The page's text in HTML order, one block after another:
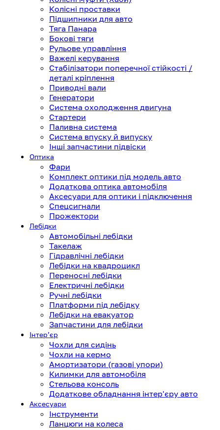
Колісні проставки
Підшипники для авто
Тяга Панара
Бокові тяги
Рульове управління
Важелі керування
Стабілізатори поперечної стійкості /
деталі кріплення
Приводні вали
Генератори
Система охолодження двигуна
Стартери
Паливна система
Система впуску й випуску
Інші запчастини підвіски
Оптика
Фари
Комплект оптики під модель авто
Додаткова оптика автомобіля
Аксесуари для оптики і підключення
Спецсигнали
Прожектори
Лебідки
Автомобільні лебідки
Такелаж
Гідравлічні лебідки
Лебідки на квадроцикл
Переносні лебідки
Електричні лебідки
Ручні лебідки
Платформи під лебідку
Лебідки на евакуатор
Запчастини для лебідки
Інтерʼєр
Чохли для сидінь
Чохли на кермо
Амортизатори (газові упори)
Килимки для автомобіля
Стельова консоль
Додаткове обладнання інтер'єру авто
Аксесуари
Інструменти
Ланцюги на колеса